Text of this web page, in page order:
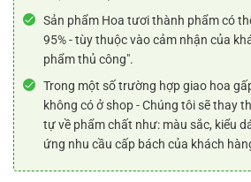
Sản phẩm Hoa tươi thành phẩm có
95% - tùy thuộc vào cảm nhận của
phẩm thủ công".
Trong một số trường hợp giao hoa
không có ở shop - Chúng tôi sẽ thay
tự về phẩm chất như: màu sắc, kiểu
ứng nhu cầu cấp bách của khách